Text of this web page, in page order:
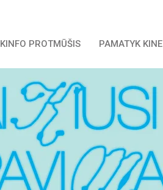
KINFO PROTMŪŠIS PAMATYK KINE